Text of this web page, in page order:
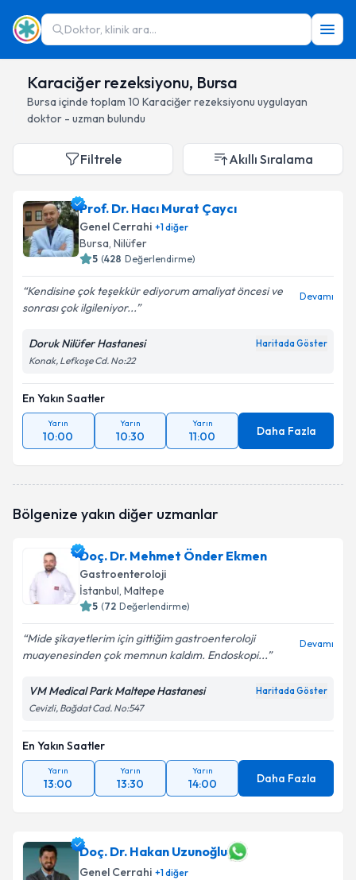
Doktor, klinik ara...
Karaciğer rezeksiyonu, Bursa
Bursa içinde toplam 10 Karaciğer rezeksiyonu uygulayan
doktor - uzman bulundu
Filtrele Akıllı Sıralama
Prof. Dr. Hacı Murat Çaycı
Genel Cerrahi +1diğer
Bursa, Nilüfer
5 (428 Değerlendirme)
Kendisine çok teşekkür ediyorum amaliyat öncesi ve
sonrası çok ilgileniyor...
Devamı
Doruk Nilüfer Hastanesi Haritada Göster
Konak, Lefkoşe Cd. No:22
En Yakın Saatler
Yarın
10:00
Yarın
10:30
Yarın
11:00 Daha Fazla
Bölgenize yakın diğer uzmanlar
Doç. Dr. Mehmet Önder Ekmen
Gastroenteroloji
İstanbul, Maltepe
5 (72 Değerlendirme)
Mide şikayetlerim için gittiğim gastroenteroloji
muayenesinden çok memnun kaldım. Endoskopi...
Devamı
VM Medical Park Maltepe Hastanesi Haritada Göster
Cevizli, Bağdat Cad. No:547
En Yakın Saatler
Yarın
13:00
Yarın
13:30
Yarın
14:00 Daha Fazla
Doç. Dr. Hakan Uzunoğlu
Genel Cerrahi +1diğer